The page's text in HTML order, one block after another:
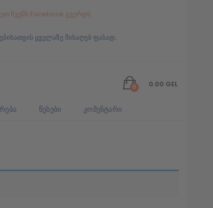
ჩვენს Facebook გვერდს
ყველაზე მისაღებ ფასად.
0 0.00 GEL
ᲬᲔᲡᲔᲑᲘ ᲙᲝᲛᲔᲜᲢᲐᲠᲘ